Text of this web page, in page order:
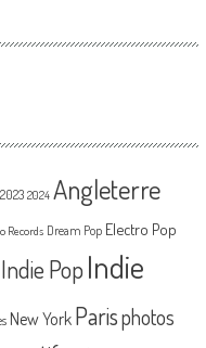
2023 2024 Angleterre
Records Dream Pop Electro Pop
Indie PopIndie
New York Parisphotos